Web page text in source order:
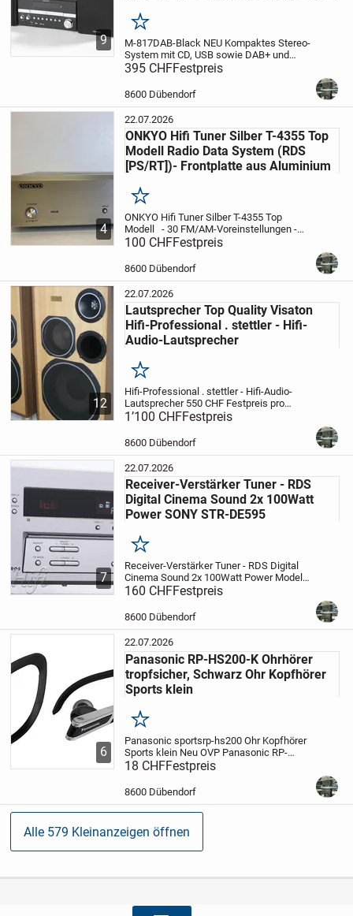
9
Merken
M-817DAB-Black NEU Kompaktes Stereo-
System mit CD, USB sowie DAB+ und
Bluetooth Audio-Streaming
ist mit einem modernen DIGITALRADIO-
Empfänger ausgestattet und ermöglicht
395 CHFFestpreis
8600 Dübendorf
4
22.07.2026
ONKYO Hifi Tuner Silber T-4355 Top
Modell Radio Data System (RDS
[PS/RT])- Frontplatte aus Aluminium
Merken
ONKYO Hifi Tuner Silber T-4355 Top
Modell
- 30 FM/AM-Voreinstellungen-
Automatische Voreinstellung zum
automatischen Scannen und Speichern
von bis zu 20 FM/10 AM-Sendern
100 CHFFestpreis
8600 Dübendorf
12
22.07.2026
Lautsprecher Top Quality Visaton
Hifi-Professional . stettler - Hifi-
Audio-Lautsprecher
Merken
Hifi-Professional . stettler - Hifi-Audio-
Lautsprecher 550 CHFFestpreis pro
stück8600 DübendorfHifi-Professional -
Lautsprecher
BassreflexHolz Hell Edition
1’100 CHFFestpreis
8600 Dübendorf
7
22.07.2026
Receiver-Verstärker Tuner - RDS
Digital Cinema Sound 2x 100Watt
Power SONY STR-DE595
Merken
Receiver-Verstärker Tuner - RDS Digital
Cinema Sound 2x 100Watt Power Modell:
STR -DE 595 Serie NR: 5536545
inkl. Fernbedienung
Zubehör Funktionstest guter...
160 CHFFestpreis
8600 Dübendorf
6
22.07.2026
Panasonic RP-HS200-K Ohrhörer
tropfsicher, Schwarz Ohr Kopfhörer
Sports klein
Merken
Panasonic sportsrp-hs200 Ohr Kopfhörer
Sports klein Neu OVP Panasonic RP-
HS200-K Ohrhörer tropfsicher, Schwarz
Wir senden auch per post zu Fr. 12.50
Versand Konto Daten im end Bild
18 CHFFestpreis
8600 Dübendorf
Alle 579 Kleinanzeigen öffnen